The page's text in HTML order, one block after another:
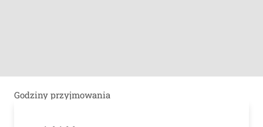
Godziny przyjmowania